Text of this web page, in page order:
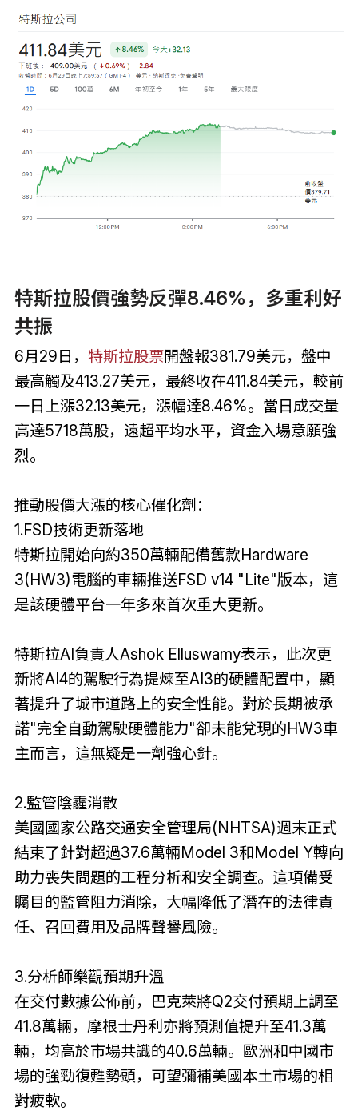
特斯拉股價強勢反彈8.46%，多重利好
共振
6月29日， 特斯拉股票開盤報381.79美元，盤中
最高觸及413.27美元，最終收在411.84美元，較前
一日上漲32.13美元，漲幅達8.46%。當日成交量
高達5718萬股，遠超平均水平，資金入場意願強
烈。
推動股價大漲的核心催化劑：
1.FSD技術更新落地
特斯拉開始向約350萬輛配備舊款Hardware
3(HW3)電腦的車輛推送FSD v14 "Lite"版本，這
是該硬體平台一年多來首次重大更新。
特斯拉AI負責人Ashok Elluswamy表示，此次更
新將AI4的駕駛行為提煉至AI3的硬體配置中，顯
著提升了城市道路上的安全性能。對於長期被承
諾"完全自動駕駛硬體能力"卻未能兌現的HW3車
主而言，這無疑是一劑強心針。
2.監管陰霾消散
美國國家公路交通安全管理局(NHTSA)週末正式
結束了針對超過37.6萬輛Model 3和Model Y轉向
助力喪失問題的工程分析和安全調查。這項備受
矚目的監管阻力消除，大幅降低了潛在的法律責
任、召回費用及品牌聲譽風險。
3.分析師樂觀預期升溫
在交付數據公佈前，巴克萊將Q2交付預期上調至
41.8萬輛，摩根士丹利亦將預測值提升至41.3萬
輛，均高於市場共識的40.6萬輛。歐洲和中國市
場的強勁復甦勢頭，可望彌補美國本土市場的相
對疲軟。